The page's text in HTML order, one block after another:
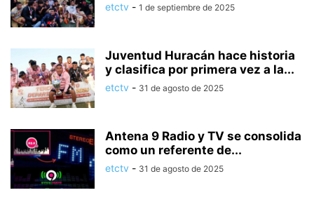
etctv - 1 de septiembre de 2025
Juventud Huracán hace historia
y clasifica por primera vez a la...
etctv - 31 de agosto de 2025
Antena 9 Radio y TV se consolida
como un referente de...
etctv - 31 de agosto de 2025